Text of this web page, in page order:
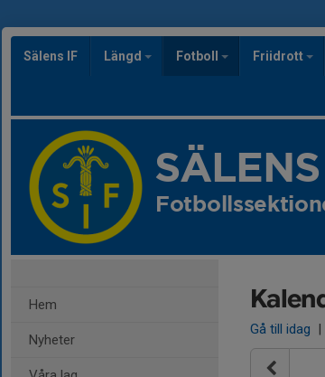
Sälens IF Längd Fotboll Friidrott
Hem
Nyheter
Gå till idag |